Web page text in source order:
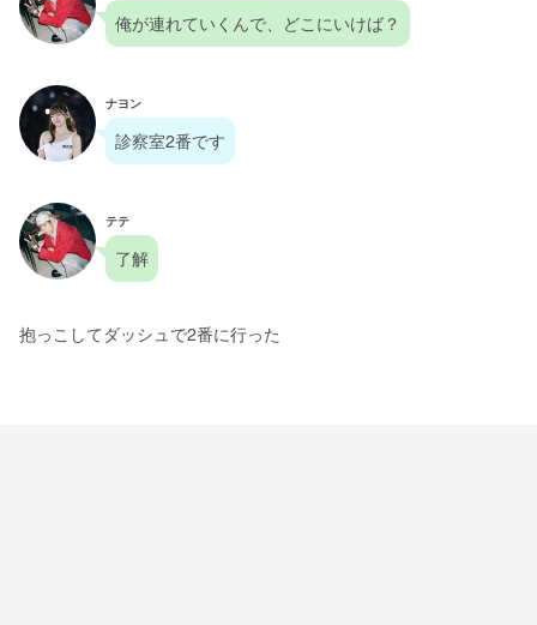
俺が連れていくんで、どこにいけば？
ナヨン
診察室2番です
テテ
了解
抱っこしてダッシュで2番に行った